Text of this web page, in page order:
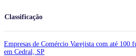
Classificação
Empresas de Comércio Varejista com até 100
em Cedral, SP